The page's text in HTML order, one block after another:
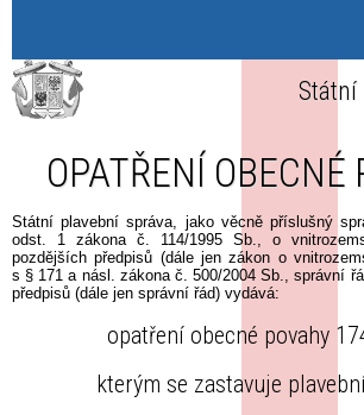
Státní
OPATŘENÍ OBECNÉ
Státní plavební správa, jako věcně příslušný
odst. 1 zákona č. 114/1995 Sb., o
pozdějších předpisů (dále jen zákon o
s § 171 a násl. zákona č. 500/2004 Sb., správní
předpisů (dále jen správní řád) vydává:
opatření obecné povahy
kterým se zastavuje